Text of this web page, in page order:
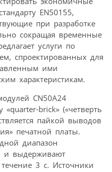
EN50155,
при разработке
сокращая временные
услуги по
спроектированных для
ими
характеристикам.
CN50A24
«quarter-brick» («четверть
пайкой выводов
печатной платы.
диапазон
и выдерживают
3 с. Источники